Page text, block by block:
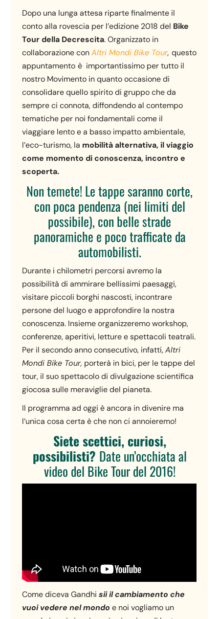
Dopo una lunga attesa riparte finalmente il
conto alla rovescia per l’edizione 2018 del Bike
Tour della Decrescita. Organizzato in
collaborazione conAltri Mondi Bike Tour,questo
appuntamento è importantissimo per tutto il
nostro Movimento in quanto occasione di
consolidare quello spirito di gruppo che da
sempre ci connota, diffondendo al contempo
tematiche per noi fondamentali come il
viaggiare lento e a basso impatto ambientale,
l’eco-turismo, la mobilità alternativa, il viaggio
come momento di conoscenza, incontro e
scoperta.
Non temete! Le tappe saranno corte,
con poca pendenza (nei limiti del
possibile), con belle strade
panoramiche e poco trafficate da
automobilisti.
Durante i chilometri percorsi avremo la
possibilità di ammirare bellissimi paesaggi,
visitare piccoli borghi nascosti, incontrare
persone del luogo e approfondire la nostra
conoscenza. Insieme organizzeremo workshop,
conferenze, aperitivi, letture e spettacoli teatrali.
Per il secondo anno consecutivo, infatti,Altri
Mondi Bike Tour, porterà in bici, per le tappe del
tour, il suo spettacolo di divulgazione scientifica
giocosa sulle meraviglie del pianeta.
Il programma ad oggi è ancora in divenire ma
l’unica cosa certa è che non ci annoieremo!
Siete scettici, curiosi,
possibilisti? Date un’occhiata al
video del Bike Tour del 2016!
Come diceva Gandhisii il cambiamento che
vuoi vedere nel mondoe noi vogliamo un